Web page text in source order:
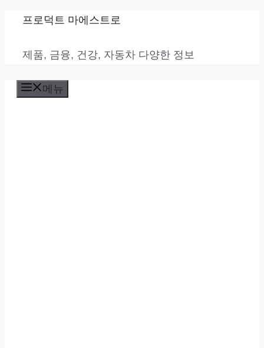
프로덕트 마에스트로
제품, 금융, 건강, 자동차 다양한 정보
메뉴